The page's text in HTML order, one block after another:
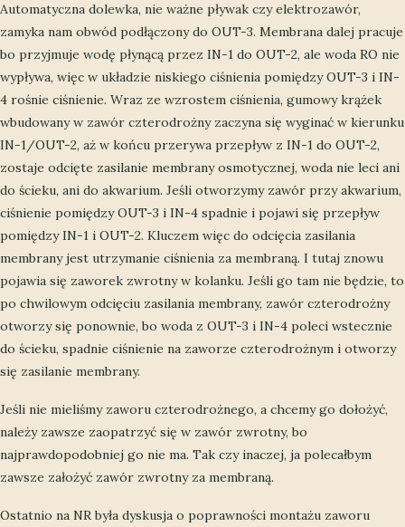
Automatyczna dolewka, nie ważne pływak czy elektrozawór,
zamyka nam obwód podłączony do OUT-3. Membrana dalej pracuje
bo przyjmuje wodę płynącą przez IN-1 do OUT-2, ale woda RO nie
wypływa, więc w układzie niskiego ciśnienia pomiędzy OUT-3 i IN-
4 rośnie ciśnienie. Wraz ze wzrostem ciśnienia, gumowy krążek
wbudowany w zawór czterodrożny zaczyna się wyginać w kierunku
IN-1/OUT-2, aż w końcu przerywa przepływ z IN-1 do OUT-2,
zostaje odcięte zasilanie membrany osmotycznej, woda nie leci ani
do ścieku, ani do akwarium. Jeśli otworzymy zawór przy akwarium,
ciśnienie pomiędzy OUT-3 i IN-4 spadnie i pojawi się przepływ
pomiędzy IN-1 i OUT-2. Kluczem więc do odcięcia zasilania
membrany jest utrzymanie ciśnienia za membraną. I tutaj znowu
pojawia się zaworek zwrotny w kolanku. Jeśli go tam nie będzie, to
po chwilowym odcięciu zasilania membrany, zawór czterodrożny
otworzy się ponownie, bo woda z OUT-3 i IN-4 poleci wstecznie
do ścieku, spadnie ciśnienie na zaworze czterodrożnym i otworzy
się zasilanie membrany.
Jeśli nie mieliśmy zaworu czterodrożnego, a chcemy go dołożyć,
należy zawsze zaopatrzyć się w zawór zwrotny, bo
najprawdopodobniej go nie ma. Tak czy inaczej, ja polecałbym
zawsze założyć zawór zwrotny za membraną.
Ostatnio na NR była dyskusja o poprawności montażu zaworu